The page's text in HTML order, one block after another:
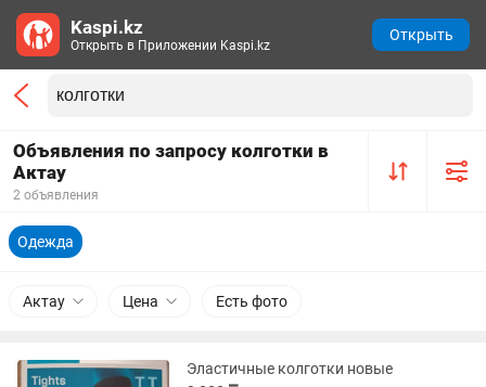
Объявления по запросу колготки в
Актау
2 объявления
Одежда
Актау Цена Есть фото
Эластичные колготки новые
Kaspi.kz
Открыть в Приложении Kaspi.kz
Открыть